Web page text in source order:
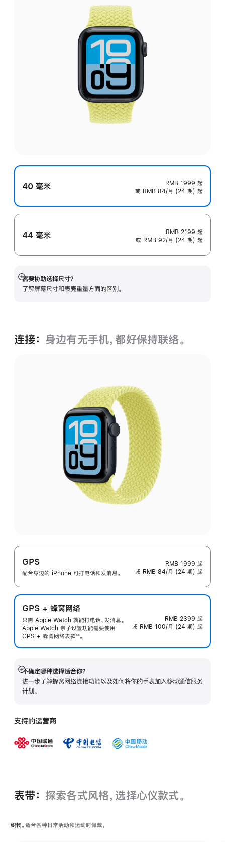
40 毫米 RMB 1999 起
或 RMB 84/月 (24 期) 起
44 毫米 RMB 2199 起
或 RMB 92/月 (24 期) 起
需要协助选择尺寸？
了解屏幕尺寸和表壳重量方面的区别。
展
开
连接： 身边有无手机，都好保持联络。
GPS
配合身边的 iPhone 可打电话和发消息。
RMB 1999 起
或 RMB 84/月 (24 期) 起
GPS + 蜂窝网络
只需 Apple Watch 就能打电话、发消息。
Apple Watch 亲子设置功能需要使用
GPS + 蜂窝网络表款◊◊。
RMB 2399 起
或 RMB 100/月 (24 期) 起
不确定哪种选择适合你？
进一步了解蜂窝网络连接功能以及如何将你的手表加入移动通信服务
计划。
展
开
支持的运营商
表带： 探索各式风格，选择心仪款式。
织物。 适合各种日常活动和运动时佩戴。